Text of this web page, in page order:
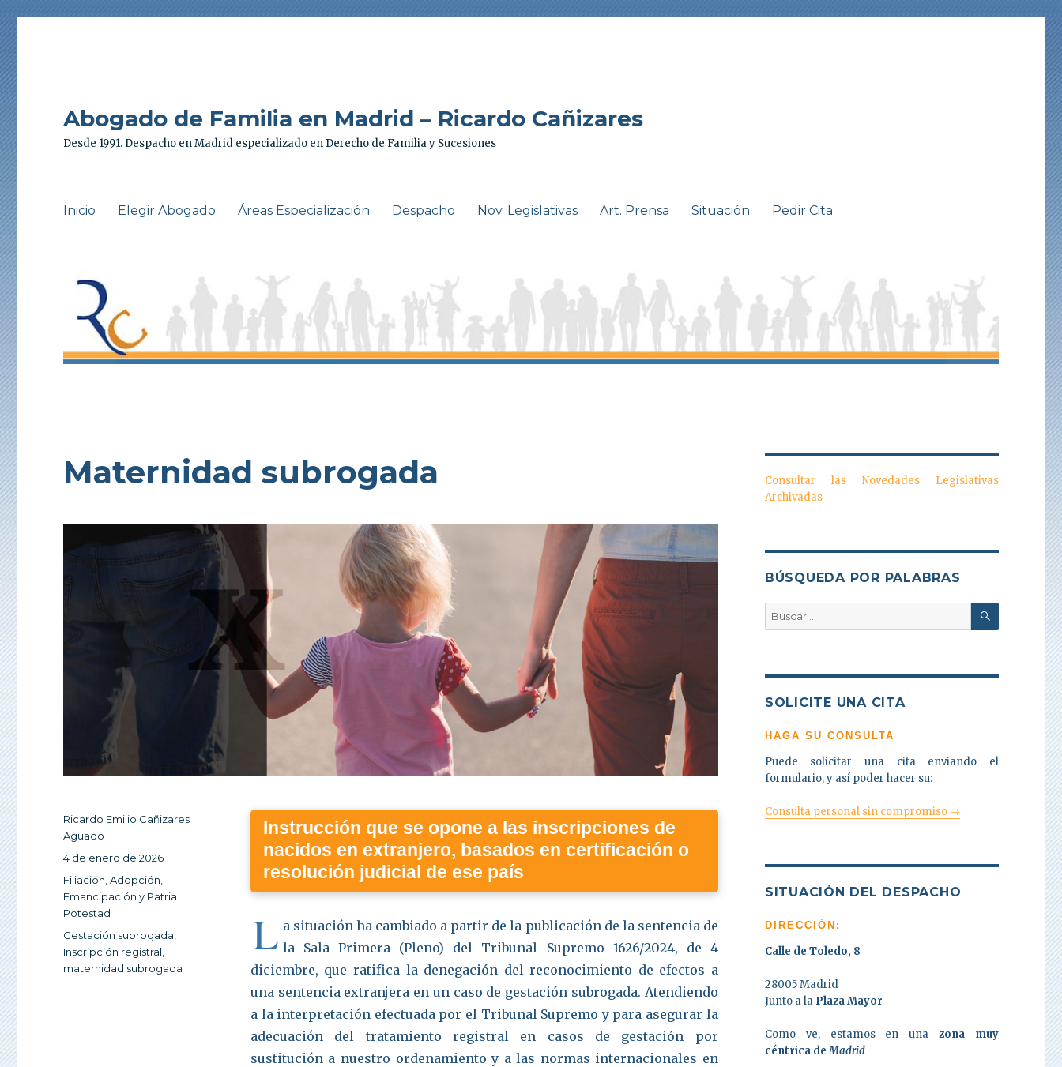
Abogado de Familia en Madrid – Ricardo Cañizares
Desde 1991. Despacho en Madrid especializado en Derecho de Familia y Sucesiones
Inicio Elegir Abogado Áreas Especialización Despacho Nov. Legislativas Art. Prensa Situación Pedir Cita
Maternidad subrogada
Instrucción que se opone a las inscripciones de
nacidos en extranjero, basados en certificación o
resolución judicial de ese país
L a situación ha cambiado a partir de la publicación de la sentencia de
la Sala Primera (Pleno) del Tribunal Supremo 1626/2024, de 4
diciembre, que ratifica la denegación del reconocimiento de efectos a
una sentencia extranjera en un caso de gestación subrogada. Atendiendo
a la interpretación efectuada por el Tribunal Supremo y para asegurar la
adecuación del tratamiento registral en casos de gestación por
sustitución a nuestro ordenamiento y a las normas internacionales en
Autor
Ricardo Emilio Cañizares
Aguado
Publicado
el
4 de enero de 2026
Categorías
Filiación, Adopción,
Emancipación y Patria
Potestad
Etiquetas
Gestación subrogada
Inscripción registral
maternidad subrogada
Consultar las Novedades Legislativas
Archivadas
BÚSQUEDA POR PALABRAS
Buscar
por:
BUSCAR
SOLICITE UNA CITA
HAGA SU CONSULTA
Puede solicitar una cita enviando el
formulario, y así poder hacer su:
Consulta personal sin compromiso →
SITUACIÓN DEL DESPACHO
DIRECCIÓN:
Calle de Toledo, 8
28005 Madrid
Junto a la Plaza Mayor
Como ve, estamos en una zona muy
céntrica deMadrid